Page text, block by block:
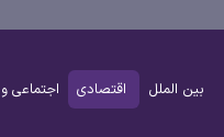
بین الملل اقتصادی اجتماعی